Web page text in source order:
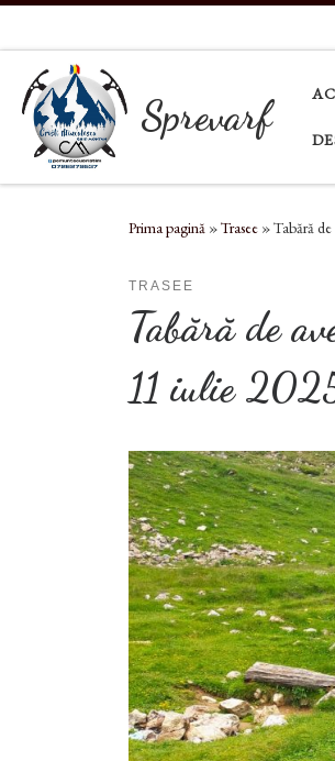
Sprevarf
Prima pagină »Trasee »Tabără
TRASEE
Tabără de
11 iulie